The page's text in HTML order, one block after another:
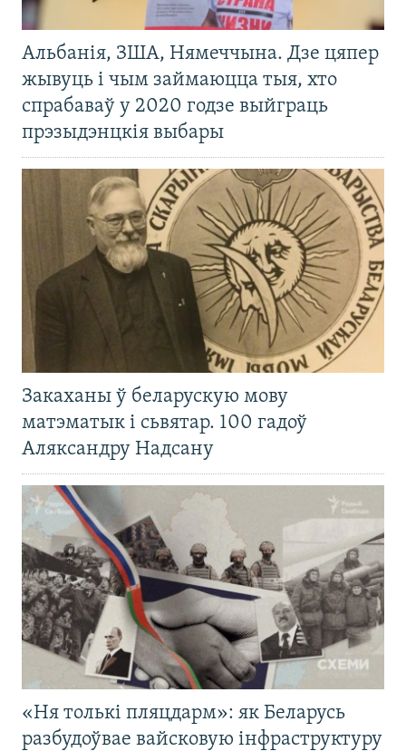
Альбанія, ЗША, Нямеччына. Дзе цяпер
жывуць і чым займаюцца тыя, хто
спрабаваў у 2020 годзе выйграць
прэзыдэнцкія выбары
Закаханы ў беларускую мову
матэматык і сьвятар. 100 гадоў
Аляксандру Надсану
«Ня толькі пляцдарм»: як Беларусь
разбудоўвае вайсковую інфраструктуру